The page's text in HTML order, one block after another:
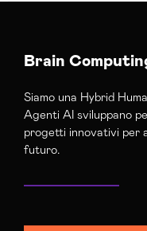
Brain
Siamo una Hybrid
Agenti AI sviluppano
progetti innovativi per
futuro.